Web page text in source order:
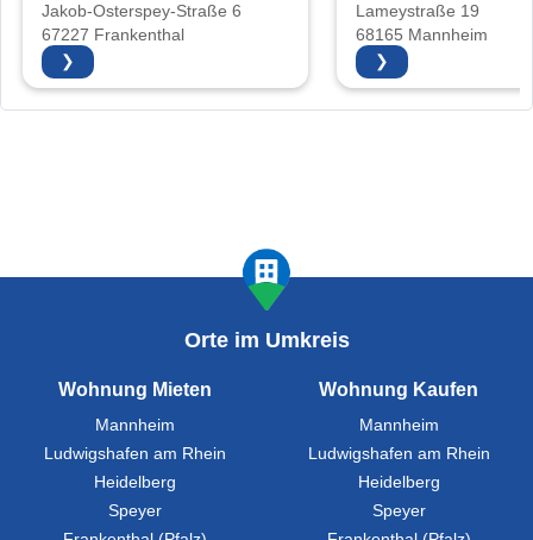
Jakob-Osterspey-Straße 6
67227 Frankenthal
❯
Lameystraße 19
68165 Mannheim
❯
Orte im Umkreis
Wohnung Mieten
Mannheim
Ludwigshafen am Rhein
Heidelberg
Speyer
Wohnung Kaufen
Mannheim
Ludwigshafen am Rhein
Heidelberg
Speyer